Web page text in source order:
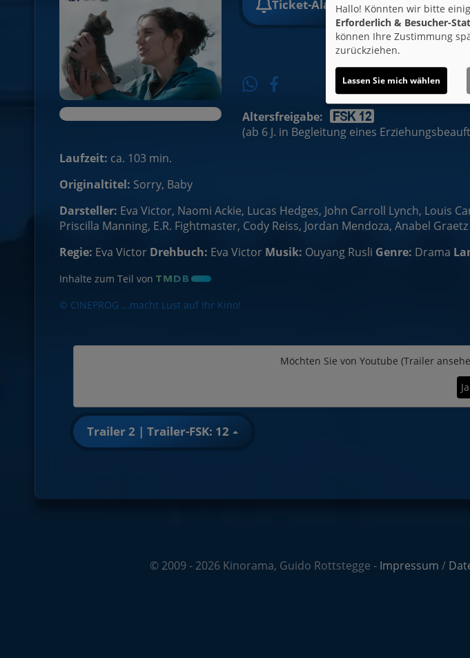
Ticket-Alarm
Altersfreigabe:
(ab 6 J. in Begleitung eines
Laufzeit: ca. 103 min.
Originaltitel: Sorry, Baby
Darsteller: Eva Victor, Naomi Ackie, Lucas Hedges, John Carroll Lynch, Louis
Priscilla Manning, E.R. Fightmaster, Cody Reiss, Jordan Mendoza, Anabel Graetz
Regie: Eva Victor Drehbuch: Eva Victor Musik: Ouyang Rusli Genre: Drama
Inhalte zum Teil von
© CINEPROG ...macht Lust auf Ihr Kino!
Möchten Sie von Youtube (Trailer
Ja
Trailer 2 | Trailer-FSK: 12
© 2009 - 2026 Kinorama, Guido Rottstegge - Impressum /
Hallo! Könnten wir bitte
Erforderlich & Besucher-
können Ihre Zustimmung
zurückziehen.
Lassen Sie mich wählen